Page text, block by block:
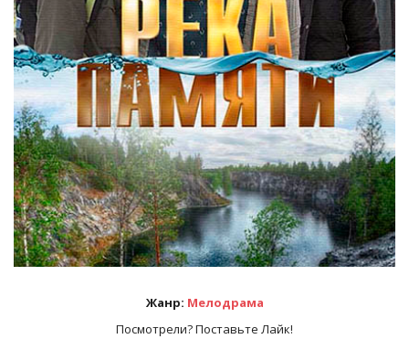
Жанр: Мелодрама
Посмотрели? Поставьте Лайк!